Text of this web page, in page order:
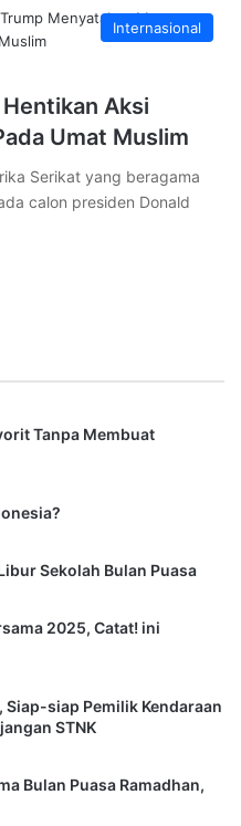
Internasional
Aksi
Umat Muslim
Serikat yang beragama
calon presiden Donald
Tanpa Membuat
Sekolah Bulan Puasa
2025, Catat! ini
siap Pemilik Kendaraan
STNK
Bulan Puasa Ramadhan,